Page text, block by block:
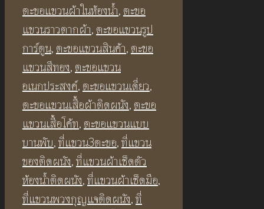
ตะขอแขวนผ้าในห้องน้ำ, ตะขอ
แขวนราวตากผ้า, ตะขอแขวนรูป
การ์ตูน, ตะขอแขวนสินค้า, ตะขอ
แขวนสีทอง, ตะขอแขวน
อเนกประสงค์, ตะขอแขวนเดี่ยว,
ตะขอแขวนเสื้อผ้าติดผนัง, ตะขอ
แขวนเสื้อโค้ท, ตะขอแขวนแบบ
บานพับ,ที่แขวน3ตะขอ,ที่แขวน
ของติดผนัง,ที่แขวนผ้าเช็ดตัว
ห้องน้ำติดผนัง,ที่แขวนผ้าเช็ดมือ,
ที่แขวนพวงกุญแจติดผนัง,ที่